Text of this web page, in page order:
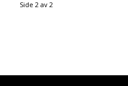
Side 2 av 2